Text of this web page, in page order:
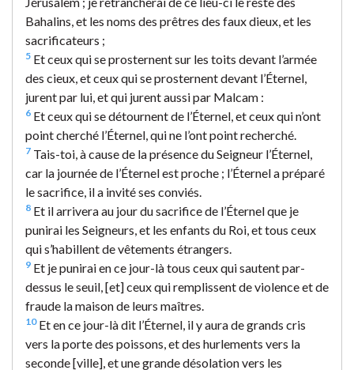
Bahalins, et les noms des prêtres des faux dieux, et les
sacrificateurs ;
5 Et ceux qui se prosternent sur les toits devant l’armée
des cieux, et ceux qui se prosternent devant l’Éternel,
jurent par lui, et qui jurent aussi par Malcam :
6 Et ceux qui se détournent de l’Éternel, et ceux qui n’ont
point cherché l’Éternel, qui ne l’ont point recherché.
7 Tais-toi, à cause de la présence du Seigneur l’Éternel,
car la journée de l’Éternel est proche ; l’Éternel a préparé
le sacrifice, il a invité ses conviés.
8 Et il arrivera au jour du sacrifice de l’Éternel que je
punirai les Seigneurs, et les enfants du Roi, et tous ceux
qui s’habillent de vêtements étrangers.
9 Et je punirai en ce jour-là tous ceux qui sautent par-
dessus le seuil, [et] ceux qui remplissent de violence et de
fraude la maison de leurs maîtres.
10Et en ce jour-là dit l’Éternel, il y aura de grands cris
vers la porte des poissons, et des hurlements vers la
seconde [ville], et une grande désolation vers les